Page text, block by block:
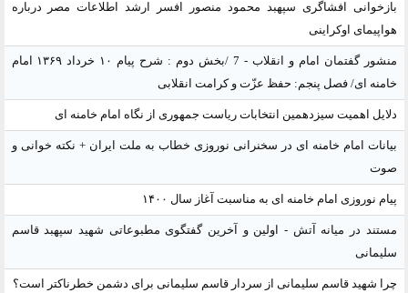
بازخوانی افشاگری سپهبد محمود منصور افسر ارشد اطلاعات مصر درباره
هواپیمای اوکراینی
منشور گفتمان امام و انقلاب - 7 /بخش دوم : شرح پیام ۱۰ خرداد ۱۳۶۹ امام
خامنه ای/ فصل پنجم: حفظ عزّت و کرامت انقلابی
دلایل اهمیت سیزدهمین انتخابات ریاست جمهوری از نگاه امام خامنه ای
بیانات امام خامنه ای در سخنرانی نوروزی خطاب به ملت ایران + نکته خوانی و
صوت
پیام نوروزی امام خامنه ای به مناسبت آغاز سال ۱۴۰۰
مستند در میانه آتش - اولین و آخرین گفتگوی مطبوعاتی شهید سپهبد قاسم
سلیمانی
چرا شهید قاسم سلیمانی از سردار قاسم سلیمانی برای دشمن خطرناکتر است؟